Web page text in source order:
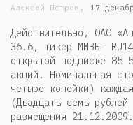
Алексей Петров , 17
Действительно, ОАО
36.6, тикер ММВБ-
открытой подписке 85
акций. Номинальная
четыре копейки)
(Двадцать семь
размещения 21.12.2009.